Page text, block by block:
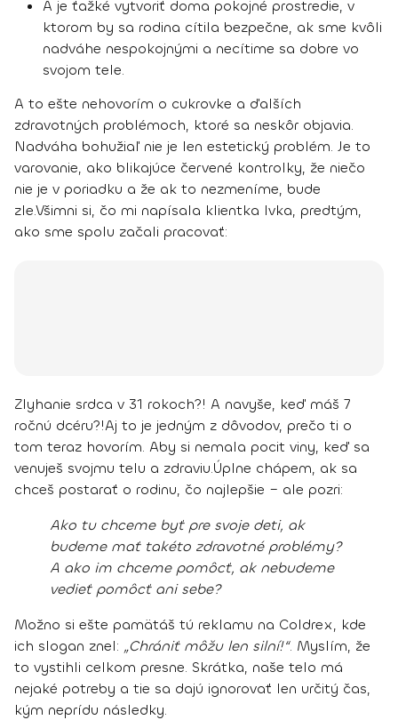
A je ťažké vytvoriť doma pokojné prostredie, v
ktorom by sa rodina cítila bezpečne, ak sme kvôli
nadváhe nespokojnými a necítime sa dobre vo
svojom tele.
A to ešte nehovorím o cukrovke a ďalších
zdravotných problémoch, ktoré sa neskôr objavia.
Nadváha bohužiaľ nie je len estetický problém. Je to
varovanie, ako blikajúce červené kontrolky, že niečo
nie je v poriadku a že ak to nezmeníme, bude
zle.Všimni si, čo mi napísala klientka Ivka, predtým,
ako sme spolu začali pracovať:
Zlyhanie srdca v 31 rokoch?! A navyše, keď máš 7
ročnú dcéru?!Aj to je jedným z dôvodov, prečo ti o
tom teraz hovorím. Aby si nemala pocit viny, keď sa
venuješ svojmu telu a zdraviu.Úplne chápem, ak sa
chceš postarať o rodinu, čo najlepšie – ale pozri:
Ako tu chceme byť pre svoje deti, ak
budeme mať takéto zdravotné problémy?
A ako im chceme pomôcť, ak nebudeme
vedieť pomôcť ani sebe?
Možno si ešte pamätáš tú reklamu na Coldrex, kde
ich slogan znel: „Chrániť môžu len silní!“. Myslím, že
to vystihli celkom presne. Skrátka, naše telo má
nejaké potreby a tie sa dajú ignorovať len určitý čas,
kým neprídu následky.